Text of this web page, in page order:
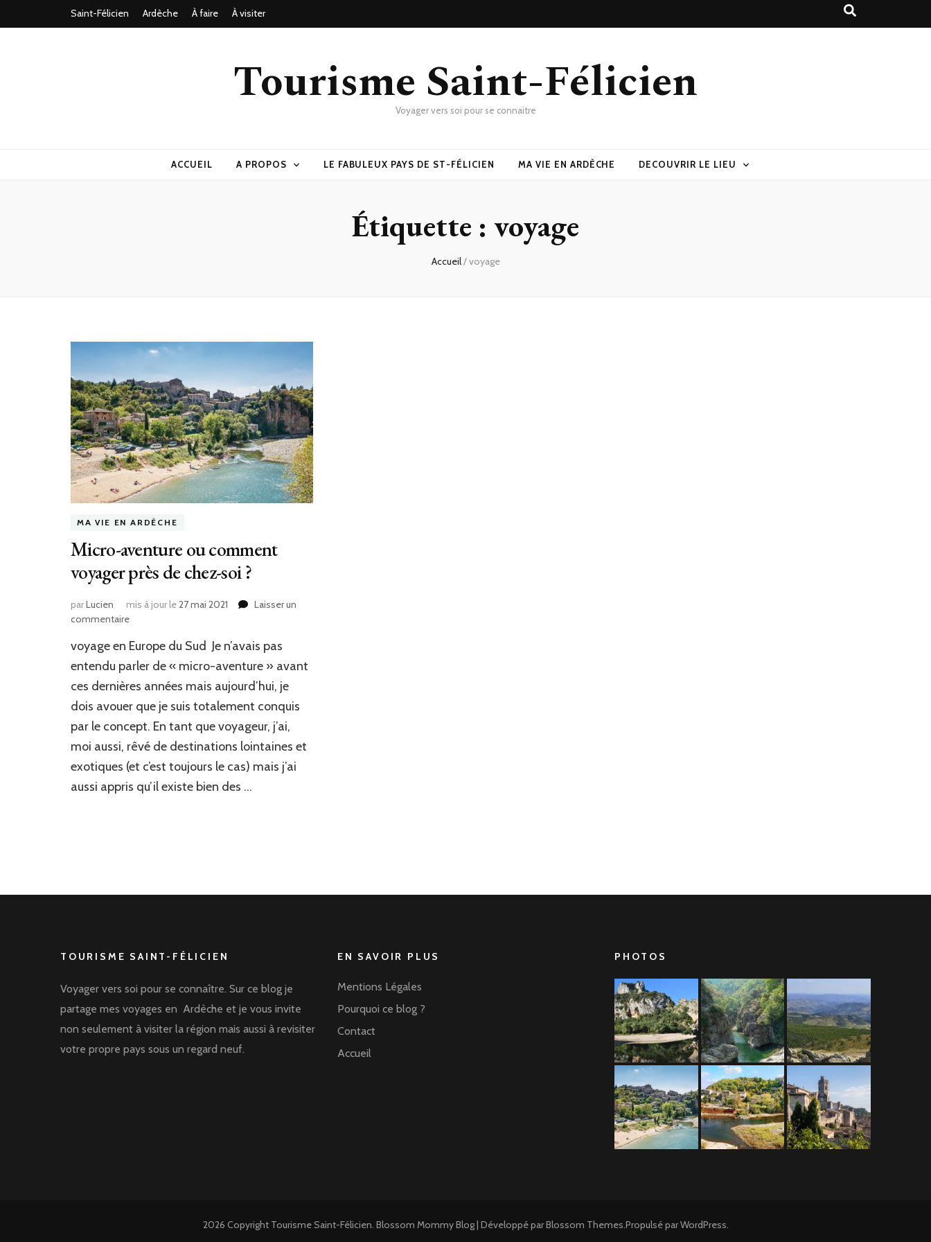
Saint-Félicien Ardèche À faire À visiter
Tourisme Saint-Félicien
Voyager vers soi pour se connaitre
ACCUEIL A PROPOS LE FABULEUX PAYS DE ST-FÉLICIEN MA VIE EN ARDÈCHE DECOUVRIR LE LIEU
Étiquette : voyage
Accueil/voyage
MA VIE EN ARDÈCHE
Micro-aventure ou comment
voyager près de chez-soi ?
parLucien mis à jour le27 mai 2021
Laisser un
commentaire
aventure
ou
voyager
près
chez-
soi
?
voyage en Europe du Sud Je n’avais pas
entendu parler de « micro-aventure » avant
ces dernières années mais aujourd’hui, je
dois avouer que je suis totalement conquis
par le concept. En tant que voyageur, j’ai,
moi aussi, rêvé de destinations lointaines et
exotiques (et c’est toujours le cas) mais j’ai
aussi appris qu’il existe bien des …
TOURISME SAINT-FÉLICIEN
Voyager vers soi pour se connaître. Sur ce blog je
partage mes voyages en Ardèche et je vous invite
non seulement à visiter la région mais aussi à revisiter
votre propre pays sous un regard neuf.
EN SAVOIR PLUS
Mentions Légales
Pourquoi ce blog ?
Contact
Accueil
PHOTOS
2026 Copyright Tourisme Saint-Félicien. Blossom Mommy Blog | Développé parBlossom Themes.Propulsé parWordPress.